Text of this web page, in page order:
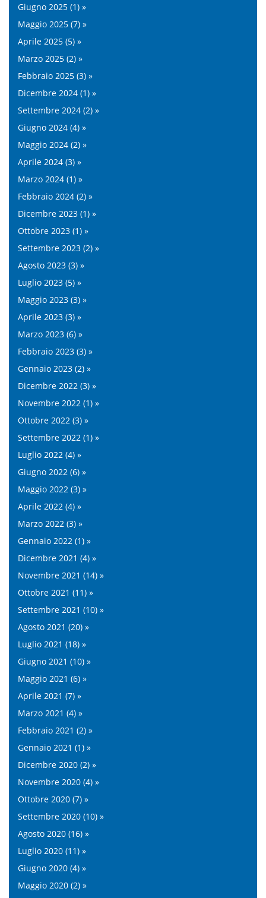
Giugno 2025 (1) »
Maggio 2025 (7) »
Aprile 2025 (5) »
Marzo 2025 (2) »
Febbraio 2025 (3) »
Dicembre 2024 (1) »
Settembre 2024 (2) »
Giugno 2024 (4) »
Maggio 2024 (2) »
Aprile 2024 (3) »
Marzo 2024 (1) »
Febbraio 2024 (2) »
Dicembre 2023 (1) »
Ottobre 2023 (1) »
Settembre 2023 (2) »
Agosto 2023 (3) »
Luglio 2023 (5) »
Maggio 2023 (3) »
Aprile 2023 (3) »
Marzo 2023 (6) »
Febbraio 2023 (3) »
Gennaio 2023 (2) »
Dicembre 2022 (3) »
Novembre 2022 (1) »
Ottobre 2022 (3) »
Settembre 2022 (1) »
Luglio 2022 (4) »
Giugno 2022 (6) »
Maggio 2022 (3) »
Aprile 2022 (4) »
Marzo 2022 (3) »
Gennaio 2022 (1) »
Dicembre 2021 (4) »
Novembre 2021 (14) »
Ottobre 2021 (11) »
Settembre 2021 (10) »
Agosto 2021 (20) »
Luglio 2021 (18) »
Giugno 2021 (10) »
Maggio 2021 (6) »
Aprile 2021 (7) »
Marzo 2021 (4) »
Febbraio 2021 (2) »
Gennaio 2021 (1) »
Dicembre 2020 (2) »
Novembre 2020 (4) »
Ottobre 2020 (7) »
Settembre 2020 (10) »
Agosto 2020 (16) »
Luglio 2020 (11) »
Giugno 2020 (4) »
Maggio 2020 (2) »